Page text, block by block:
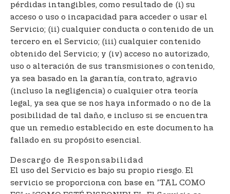
pérdidas intangibles, como resultado de (i) su
acceso o uso o incapacidad para acceder o usar el
Servicio; (ii) cualquier conducta o contenido de un
tercero en el Servicio; (iii) cualquier contenido
obtenido del Servicio; y (iv) acceso no autorizado,
uso o alteración de sus transmisiones o contenido,
ya sea basado en la garantía, contrato, agravio
(incluso la negligencia) o cualquier otra teoría
legal, ya sea que se nos haya informado o no de la
posibilidad de tal daño, e incluso si se encuentra
que un remedio establecido en este documento ha
fallado en su propósito esencial.
Descargo de Responsabilidad
El uso del Servicio es bajo su propio riesgo. El
servicio se proporciona con base en ”TAL COMO